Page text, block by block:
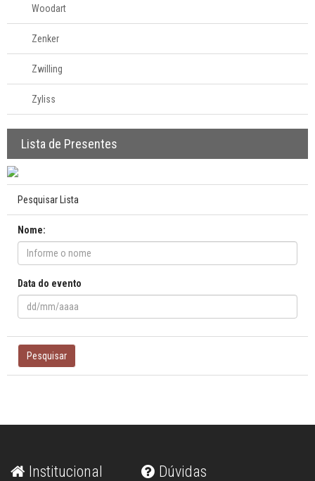
Woodart
Zenker
Zwilling
Zyliss
Lista de Presentes
Pesquisar Lista
Nome:
Data do evento
Pesquisar
Institucional Dúvidas